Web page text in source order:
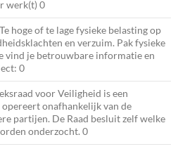
werk(t) 0
Te hoge of te lage fysieke belasting op
en verzuim. Pak fysieke
vind je betrouwbare informatie en
0
voor Veiligheid is een
onafhankelijk van de
partijen. De Raad besluit zelf welke
onderzocht. 0